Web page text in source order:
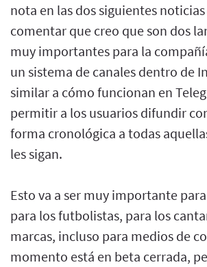
nota en las dos siguientes noticias
comentar que creo que son dos
muy importantes para la
un sistema de canales dentro de
similar a cómo funcionan en
permitir a los usuarios difundir
forma cronológica a todas
les sigan.
Esto va a ser muy importante
para los futbolistas, para los
marcas, incluso para medios de
momento está en beta cerrada,